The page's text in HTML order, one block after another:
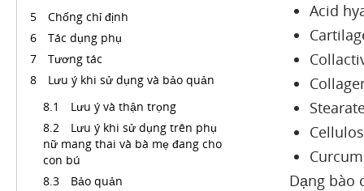
Chống chỉ định
Tác dụng phụ
Tương tác
Lưu ý khi sử dụng và bảo quản
Lưu ý và thận trọng
Lưu ý khi sử dụng trên phụ
nữ mang thai và bà mẹ đang cho
con bú
Bảo quản
Acid
Dạng bào